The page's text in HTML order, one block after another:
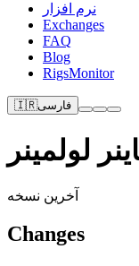
نرم افزار
Exchanges
FAQ
Blog
RigsMonitor
🇮🇷فارسی
آخرین نسخه
Changes